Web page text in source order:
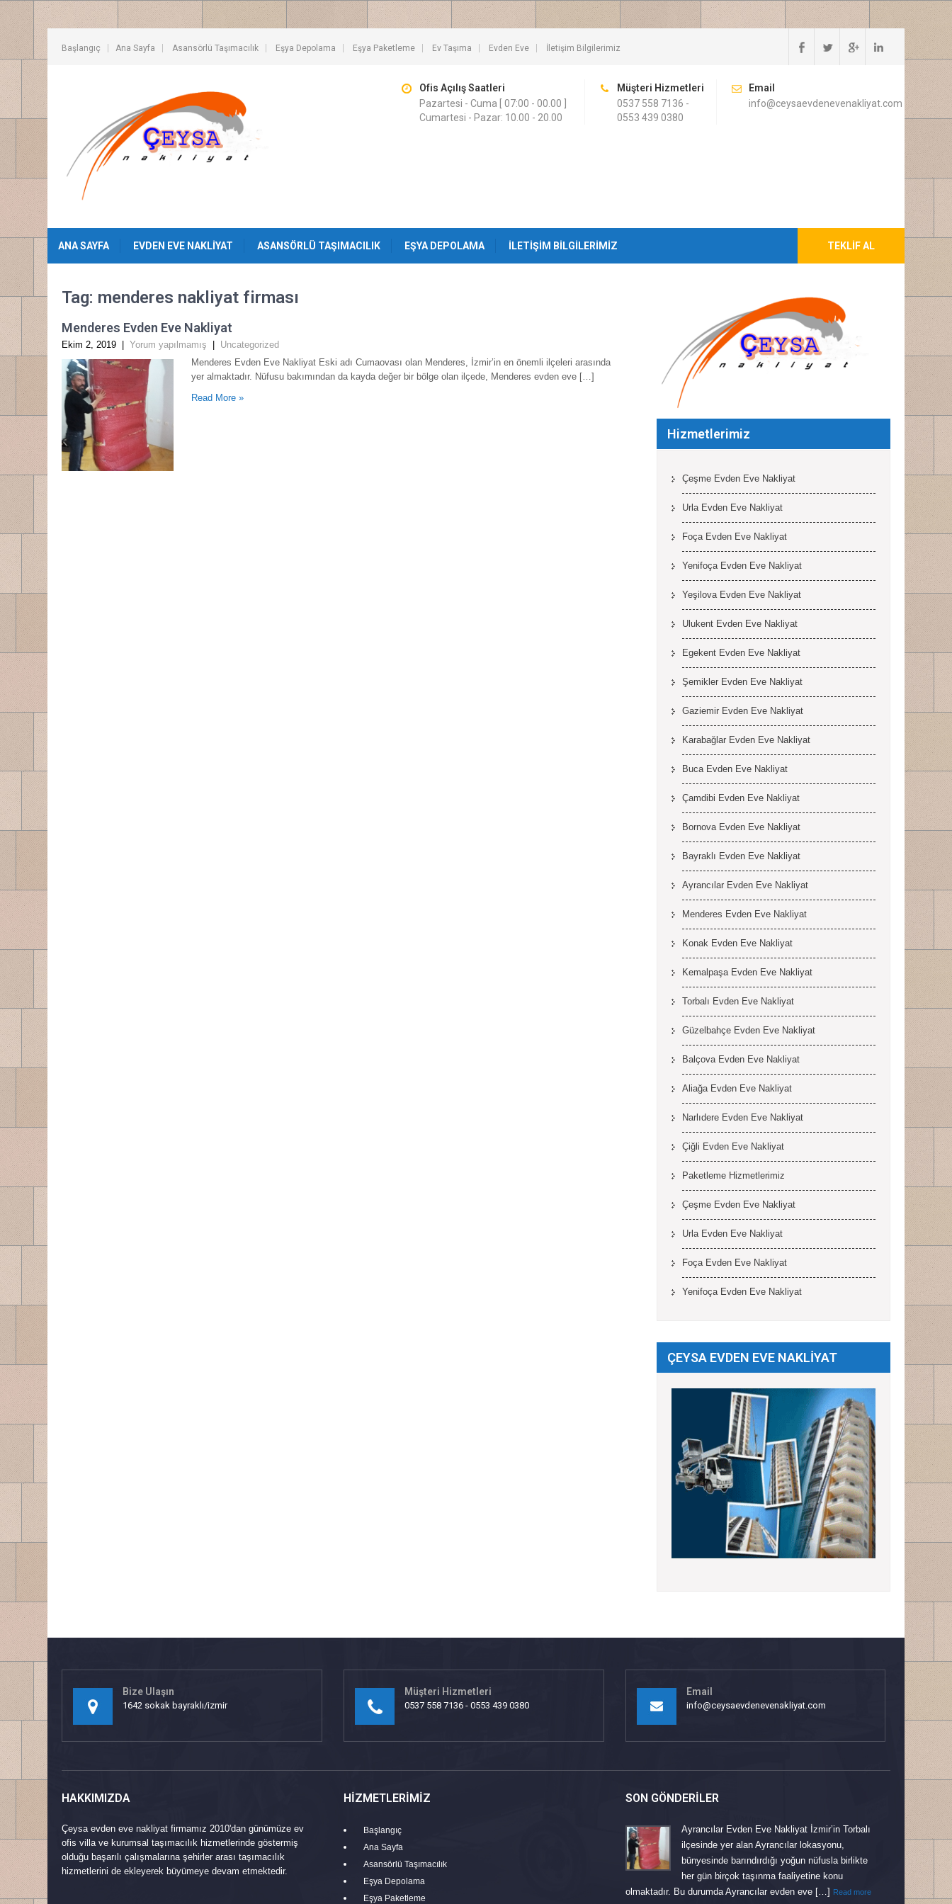
Başlangıç Ana Sayfa Asansörlü Taşımacılık Eşya Depolama Eşya Paketleme Ev Taşıma Evden Eve İletişim Bilgilerimiz
Ofis Açılış Saatleri
Pazartesi - Cuma [ 07:00 - 00.00 ]
Cumartesi - Pazar: 10.00 - 20.00
Müşteri Hizmetleri
0537 558 7136 -
0553 439 0380
Email
info@ceysaevdenevenakliyat.com
ANA SAYFA EVDEN EVE NAKLIYAT ASANSÖRLÜ TAŞIMACILIK EŞYA DEPOLAMA İLETIŞIM BILGILERIMIZ TEKLIF AL
Tag: menderes nakliyat firması
Menderes Evden Eve Nakliyat
Ekim 2, 2019 | Yorum yapılmamış | Uncategorized
Menderes Evden Eve Nakliyat Eski adı Cumaovası olan Menderes, İzmir’in en önemli ilçeleri arasında
yer almaktadır. Nüfusu bakımından da kayda değer bir bölge olan ilçede, Menderes evden eve […]
Read More »
Hizmetlerimiz
Çeşme Evden Eve Nakliyat
Urla Evden Eve Nakliyat
Foça Evden Eve Nakliyat
Yenifoça Evden Eve Nakliyat
Yeşilova Evden Eve Nakliyat
Ulukent Evden Eve Nakliyat
Egekent Evden Eve Nakliyat
Şemikler Evden Eve Nakliyat
Gaziemir Evden Eve Nakliyat
Karabağlar Evden Eve Nakliyat
Buca Evden Eve Nakliyat
Çamdibi Evden Eve Nakliyat
Bornova Evden Eve Nakliyat
Bayraklı Evden Eve Nakliyat
Ayrancılar Evden Eve Nakliyat
Menderes Evden Eve Nakliyat
Konak Evden Eve Nakliyat
Kemalpaşa Evden Eve Nakliyat
Torbalı Evden Eve Nakliyat
Güzelbahçe Evden Eve Nakliyat
Balçova Evden Eve Nakliyat
Aliağa Evden Eve Nakliyat
Narlıdere Evden Eve Nakliyat
Çiğli Evden Eve Nakliyat
Paketleme Hizmetlerimiz
Çeşme Evden Eve Nakliyat
Urla Evden Eve Nakliyat
Foça Evden Eve Nakliyat
Yenifoça Evden Eve Nakliyat
ÇEYSA EVDEN EVE NAKLİYAT
Bize Ulaşın
1642 sokak bayraklı/izmir
Müşteri Hizmetleri
0537 558 7136 - 0553 439 0380
Email
info@ceysaevdenevenakliyat.com
HAKKIMIZDA
Çeysa evden eve nakliyat firmamız 2010'dan günümüze ev
ofis villa ve kurumsal taşımacılık hizmetlerinde göstermiş
olduğu başarılı çalışmalarına şehirler arası taşımacılık
hizmetlerini de ekleyerek büyümeye devam etmektedir.
HIZMETLERIMIZ
Başlangıç
Ana Sayfa
Asansörlü Taşımacılık
Eşya Depolama
Eşya Paketleme
SON GÖNDERILER
Ayrancılar Evden Eve Nakliyat İzmir’in Torbalı
ilçesinde yer alan Ayrancılar lokasyonu,
bünyesinde barındırdığı yoğun nüfusla birlikte
her gün birçok taşınma faaliyetine konu
olmaktadır. Bu durumda Ayrancılar evden eve […] Read more